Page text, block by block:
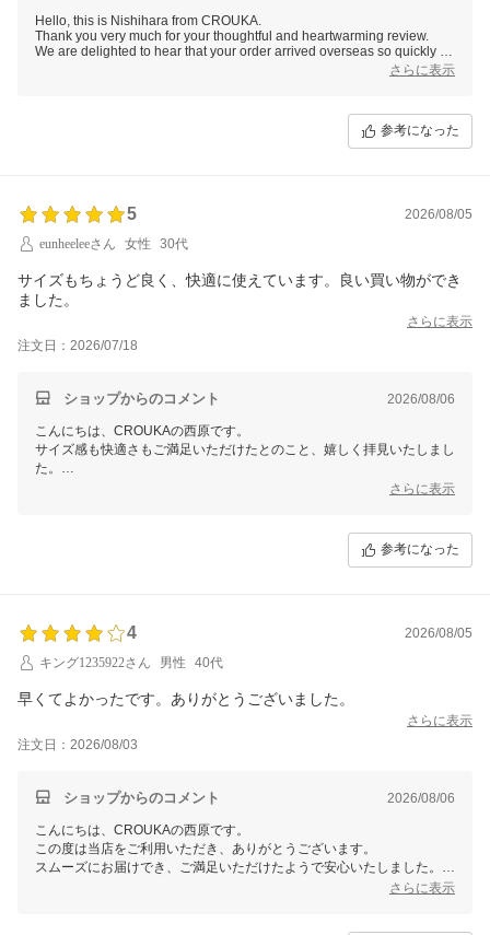
ありがとうございます。発送がとても迅速でした。注文の翌日に
は発送していただき、海外在住の私でもわずか三日で届きまし
会うと嬉しい気持ちになります。改めてありがとうございまし
Hello, this is Nishihara from CROUKA.
Thank you very much for your thoughtful and heartwarming review.
We are delighted to hear that your order arrived overseas so quickly an
It is also wonderful to know that you are happy with all the clothes you
We sincerely hope you will continue to enjoy shopping with CROUKA.
さらに表示
参考になった
5
2026/08/05
eunheeleeさん
女性 30代
サイズもちょうど良く、快適に使えています。良い買い物ができ
さらに表示
注文日：2026/07/18
ショップからのコメント 2026/08/06
こんにちは、CROUKAの西原です。
サイズ感も快適さもご満足いただけたとのこと、嬉しく拝見いたしまし
た。
良いお買い物と感じていただけたことが、何より励みになります。
さらに表示
参考になった
4
2026/08/05
キング1235922さん
男性 40代
早くてよかったです。ありがとうございました。
さらに表示
注文日：2026/08/03
ショップからのコメント 2026/08/06
こんにちは、CROUKAの西原です。
この度は当店をご利用いただき、ありがとうございます。
スムーズにお届けでき、ご満足いただけたようで安心いたしました。
これからも気持ちよくお買い物いただけるよう、丁寧で迅速な対応を心
さらに表示